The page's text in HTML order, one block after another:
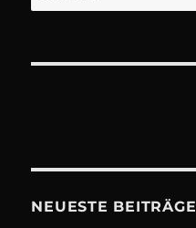
for:
NEUESTE BEITRÄGE